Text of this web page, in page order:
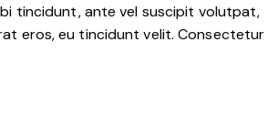
tincidunt, ante vel suscipit volutpat,
eros, eu tincidunt velit. Consectetur